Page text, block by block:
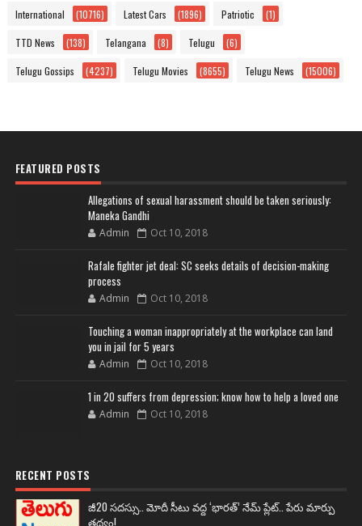
International (10716) Latest Cars (1896) Patriotic (1)
TTD News (138) Telangana (8) Telugu (6)
Telugu Gossips (4237) Telugu Movies (8655) Telugu News (15006)
FEATURED POSTS
Allegations of sexual harassment should be taken seriously:
Maneka Gandhi
Admin Oct 10, 2018
Rafale fighter jet deal: SC seeks details of decision-making
process
Admin Oct 10, 2018
Touching a woman inappropriately at the workplace can land
you in jail for 5 years
Admin Oct 10, 2018
1 in 20 suffers from depression; know how to help a loved one
Admin Oct 10, 2018
RECENT POSTS
జీ20 సదస్సు.. మోదీ సీటు వద్ద ‘భారత్’ నేమ్ ప్లేట్‌.. పేరు మార్పు
తథ్యం!